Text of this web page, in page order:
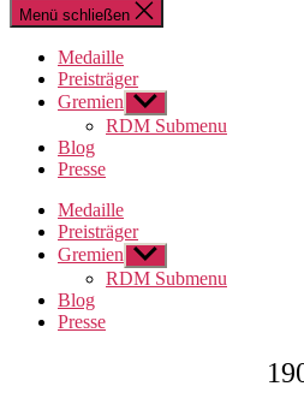
Menü schließen
Medaille
Preisträger
Gremien Untermenü
anzeigen
RDM Submenu
Blog
Presse
Medaille
Preisträger
Gremien Untermenü
anzeigen
RDM Submenu
Blog
Presse